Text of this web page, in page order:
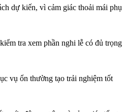
dự kiến, vì cảm giác thoải mái phụ
tra xem phần nghi lễ có đủ trọng
vụ ổn thường tạo trải nghiệm tốt